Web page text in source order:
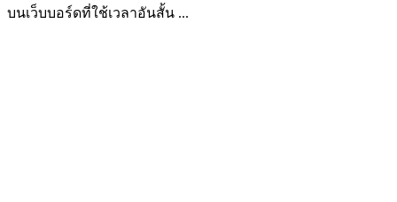
บนเว็บบอร์ดที่ใช้เวลาอันสั้น ...